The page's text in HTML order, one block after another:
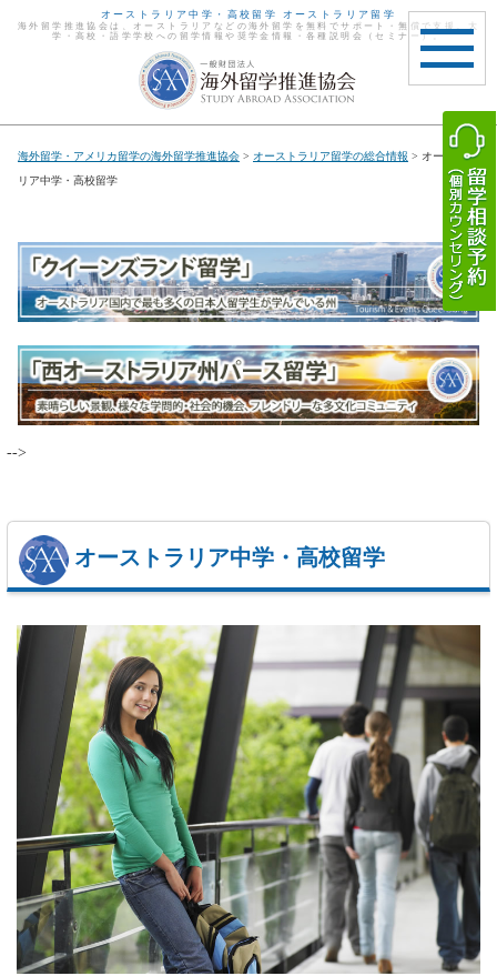
toggle
オーストラリア中学・高校留学 オーストラリア留学
海外留学推進協会は、オーストラリアなどの海外留学を無料でサポート・無償で支援。大
学・高校・語学学校への留学情報や奨学金情報・各種説明会（セミナー）。
海外留学・アメリカ留学の海外留学推進協会 > オーストラリア留学の総合情報 > オーストラ
リア中学・高校留学
-->
オーストラリア中学・高校留学